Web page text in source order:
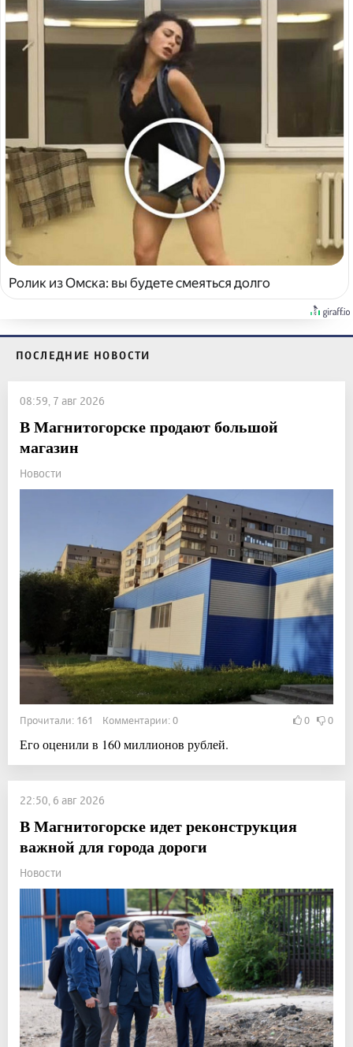
Ролик из Омска: вы будете смеяться долго
ПОСЛЕДНИЕ НОВОСТИ
08:59, 7 авг 2026
В Магнитогорске продают большой
магазин
Новости
Прочитали: 161 Комментарии: 0 0 0
Его оценили в 160 миллионов рублей.
22:50, 6 авг 2026
В Магнитогорске идет реконструкция
важной для города дороги
Новости